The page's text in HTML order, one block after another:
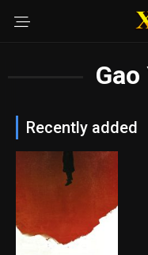
Recently added